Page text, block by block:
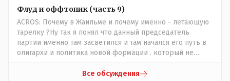
Флуд и оффтопик (часть 9)
ACROS: Почему в Жаильме и почему именно - летающую
тарелку ?Ну так я понял что данный председатель
партии именно там засветился и там начался его путь в
олигархи и политика новой формации . который не
скорого ухода! А летающая тарелка, потому что ещё не
Все обсуждения